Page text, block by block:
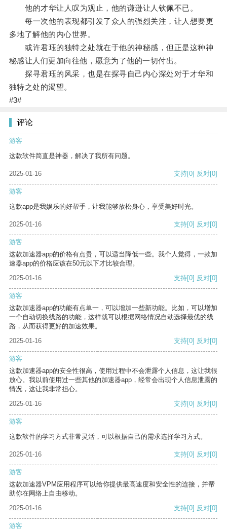
他的才华让人叹为观止，他的谦逊让人钦佩不已。
每一次他的表现都引发了众人的强烈关注，让人想要更
多地了解他的内心世界。
或许君珏的独特之处就在于他的神秘感，但正是这种神
秘感让人们更加向往他，愿意为了他的一切付出。
探寻君珏的风采，也是在探寻自己内心深处对于才华和
独特之处的渴望。
#3#
评论
游客
这款软件简直是神器，解决了我所有问题。
2025-01-16 支持[0] 反对[0]
游客
这款app是我娱乐的好帮手，让我能够放松身心，享受美好时光。
2025-01-16 支持[0] 反对[0]
游客
这款加速器app的价格有点贵，可以适当降低一些。我个人觉得，一款加
速器app的价格应该在50元以下才比较合理。
2025-01-16
支持[0] 反对[0]
游客
这款加速器app的功能有点单一，可以增加一些新功能。比如，可以增加
一个自动切换线路的功能，这样就可以根据网络情况自动选择最优的线
路，从而获得更好的加速效果。
2025-01-16
支持[0] 反对[0]
游客
这款加速器app的安全性很高，使用过程中不会泄露个人信息，这让我很
放心。我以前使用过一些其他的加速器app，经常会出现个人信息泄露的
情况，这让我非常担心。
2025-01-16
支持[0] 反对[0]
游客
这款软件的学习方式非常灵活，可以根据自己的需求选择学习方式。
2025-01-16 支持[0] 反对[0]
游客
这款加速器VPM应用程序可以给你提供最高速度和安全性的连接，并帮
助你在网络上自由移动。
2025-01-16
支持[0] 反对[0]
游客